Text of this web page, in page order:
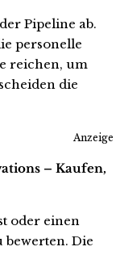
Pipeline ab.
personelle
reichen, um
die
Anzeige
– Kaufen,
oder einen
bewerten. Die